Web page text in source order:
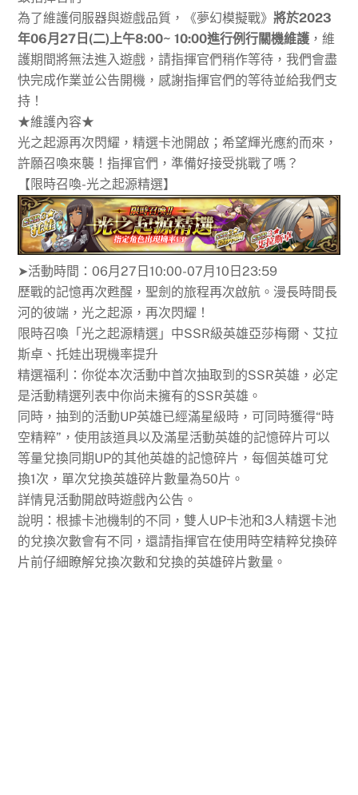
為了維護伺服器與遊戲品質，《夢幻模擬戰》將於2023
年06月27日(二)上午8:00~ 10:00進行例行關機維護 ，維
護期間將無法進入遊戲，請指揮官們稍作等待，我們會盡
快完成作業並公告開機，感謝指揮官們的等待並給我們支
持！
★維護內容★
光之起源再次閃耀，精選卡池開啟；希望輝光應約而來，
許願召喚來襲！指揮官們，準備好接受挑戰了嗎？
【限時召喚-光之起源精選】
➤活動時間：06月27日10:00-07月10日23:59
歷戰的記憶再次甦醒，聖劍的旅程再次啟航。漫長時間長
河的彼端，光之起源，再次閃耀！
限時召喚「光之起源精選」中SSR級英雄亞莎梅爾、艾拉
斯卓、托娃出現機率提升
精選福利：你從本次活動中首次抽取到的SSR英雄，必定
是活動精選列表中你尚未擁有的SSR英雄。
同時，抽到的活動UP英雄已經滿星級時，可同時獲得“時
空精粹”，使用該道具以及滿星活動英雄的記憶碎片可以
等量兌換同期UP的其他英雄的記憶碎片，每個英雄可兌
換1次，單次兌換英雄碎片數量為50片。
詳情見活動開啟時遊戲內公告。
說明：根據卡池機制的不同，雙人UP卡池和3人精選卡池
的兌換次數會有不同，還請指揮官在使用時空精粹兌換碎
片前仔細瞭解兌換次數和兌換的英雄碎片數量。